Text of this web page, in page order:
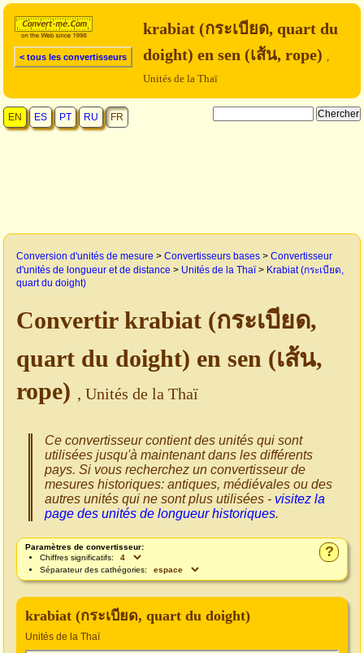
< tous les convertisseurs
krabiat (กระเบียด, quart du
doight) en sen (เส้น, rope) ,
Unités de la Thaï
EN ES PT RU FR
Conversion d'unités de mesure > Convertisseurs bases > Convertisseur
d'unités de longueur et de distance > Unités de la Thaï > Krabiat (กระเบียด,
quart du doight)
Convertir krabiat (กระเบียด,
quart du doight) en sen (เส้น,
rope) , Unités de la Thaï
Ce convertisseur contient des unités qui sont
utilisées jusqu'à maintenant dans les différents
pays. Si vous recherchez un convertisseur de
mesures historiques: antiques, médiévales ou des
autres unités qui ne sont plus utilisées - visitez la
page des unités de longueur historiques.
?
Paramètres de convertisseur:
Chiffres significatifs:
Séparateur des cathégories:
krabiat (กระเบียด, quart du doight)
Unités de la Thaï